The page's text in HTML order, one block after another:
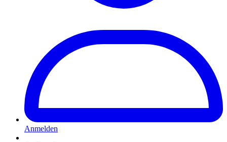
Anmelden